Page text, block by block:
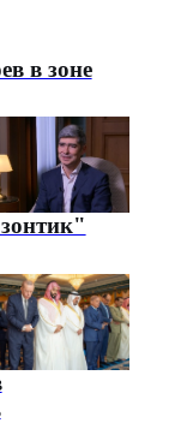
в зоне